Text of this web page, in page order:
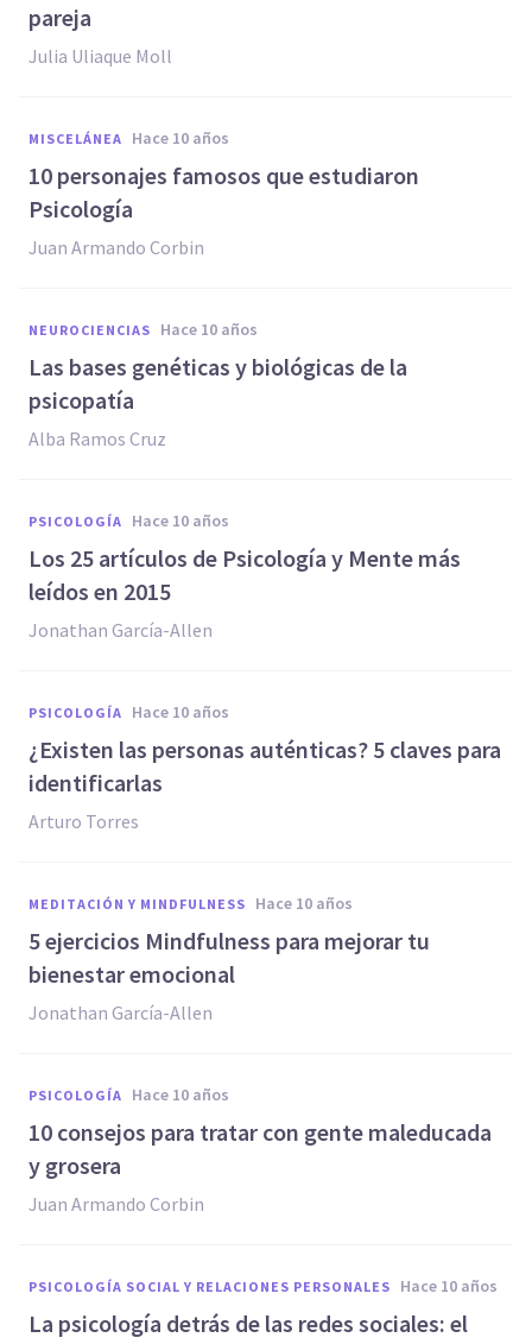
pareja
​Julia Uliaque Moll
MISCELÁNEA hace 10 años
​10 personajes famosos que estudiaron
Psicología
Juan Armando Corbin
NEUROCIENCIAS hace 10 años
Las bases genéticas y biológicas de la
psicopatía
Alba Ramos Cruz
PSICOLOGÍA hace 10 años
Los 25 artículos de Psicología y Mente más
leídos en 2015
Jonathan García-Allen
PSICOLOGÍA hace 10 años
​¿Existen las personas auténticas? 5 claves para
identificarlas
Arturo Torres
MEDITACIÓN Y MINDFULNESS hace 10 años
​5 ejercicios Mindfulness para mejorar tu
bienestar emocional
Jonathan García-Allen
PSICOLOGÍA hace 10 años
10 consejos para tratar con gente maleducada
y grosera
Juan Armando Corbin
PSICOLOGÍA SOCIAL Y RELACIONES PERSONALES hace 10 años
La psicología detrás de las redes sociales: el